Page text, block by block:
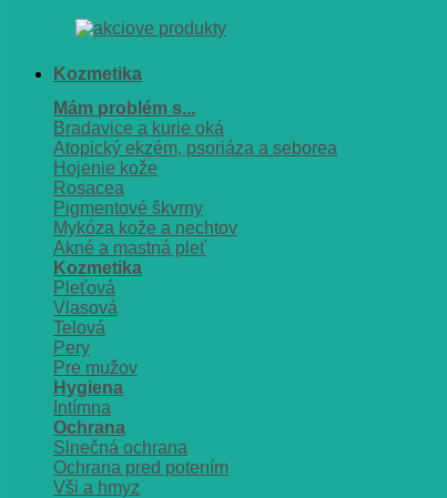
Kozmetika
Mám problém s...
Bradavice a kurie oká
Atopický ekzém, psoriáza a seborea
Hojenie kože
Rosacea
Pigmentové škvrny
Mykóza kože a nechtov
Akné a mastná pleť
Kozmetika
Pleťová
Vlasová
Telová
Pery
Pre mužov
Hygiena
Intímna
Ochrana
Slnečná ochrana
Ochrana pred potením
Vši a hmyz